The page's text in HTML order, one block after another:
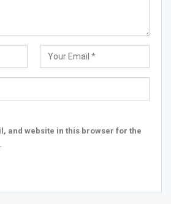
and website in this browser for the